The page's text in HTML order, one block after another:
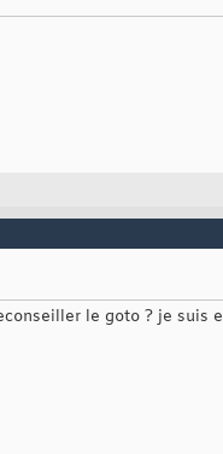
le goto ? je suis